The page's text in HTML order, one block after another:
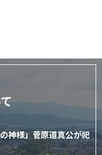
神様」菅原道真公が祀